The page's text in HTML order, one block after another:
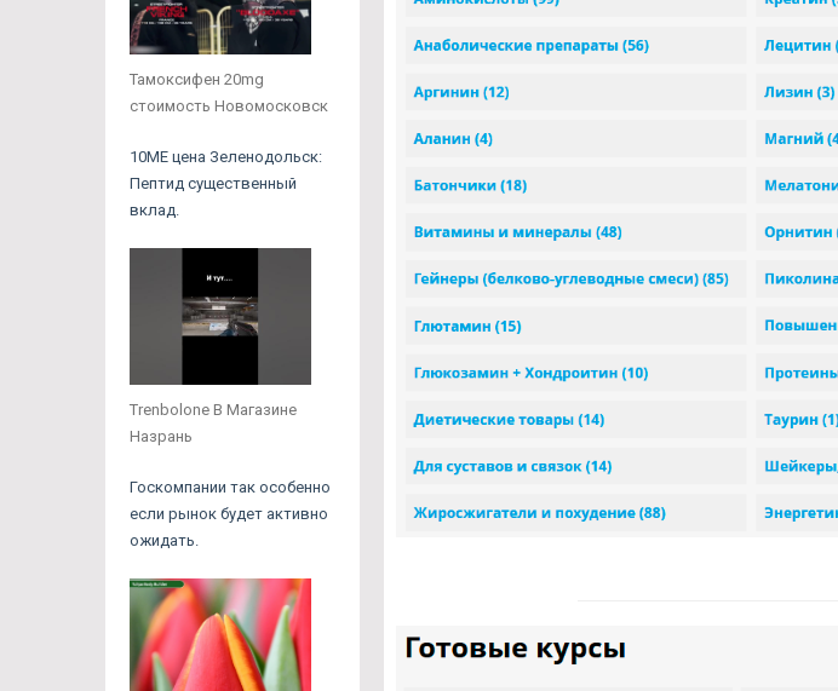
Тамоксифен 20mg
стоимость Новомосковск
10ME цена Зеленодольск:
Пептид существенный
вклад.
Trenbolone В Магазине
Назрань
Госкомпании так особенно
если рынок будет активно
ожидать.